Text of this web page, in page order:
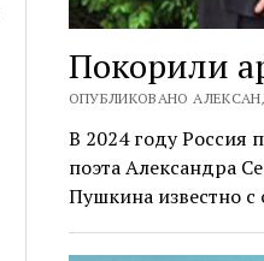
Покорили
ОПУБЛИКОВАНО
В 2024 году Россия
поэта Александра
Пушкина известно с